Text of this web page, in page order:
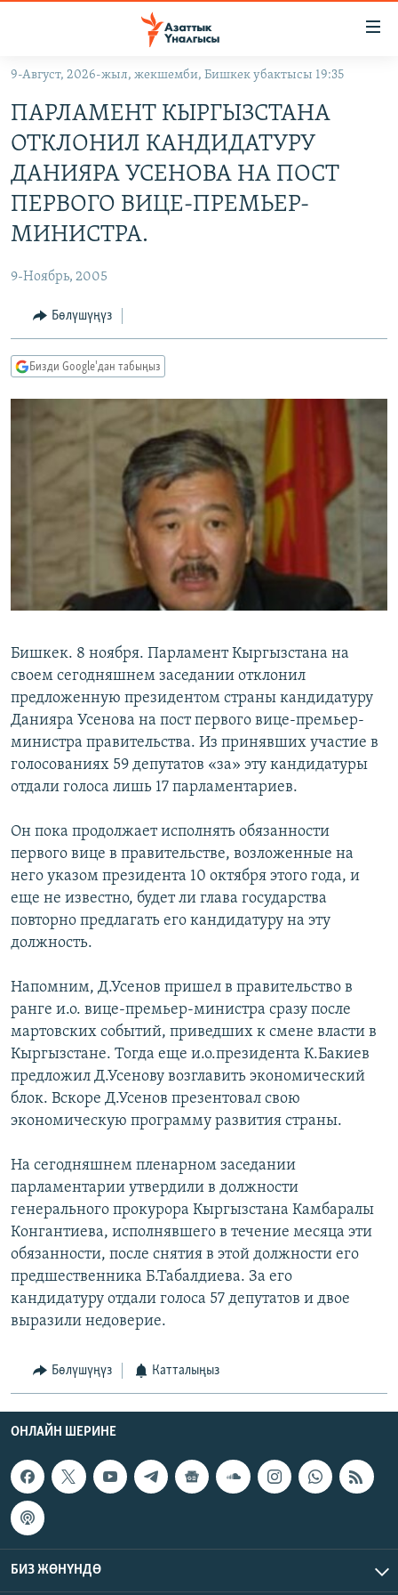
Навигацияга
өтүңүз
салыңыз
ЭКОНОМИКА
БОРБОР АЗИЯ
УКРАИНА
АТАЙЫН ИЛИКТӨӨ
БҮГҮН АЗАТТЫКТА
ЭКСПЕРТТЕР ТАЛДАЙТ
АЗАТТЫК+
ЫҢГАЙСЫЗ СУРООЛОР
ПОДКАСТ
ӨЗГӨЧӨ ПИКИР
Русский
ЭЕ/АРнун бардык сайттары
9-Август, 2026-жыл, жекшемби, Бишкек убактысы 19:35
ПАРЛАМЕНТ КЫРГЫЗСТАНА
ОТКЛОНИЛ КАНДИДАТУРУ
ДАНИЯРА УСЕНОВА НА ПОСТ
ПЕРВОГО ВИЦЕ-ПРЕМЬЕР-
МИНИСТРА.
9-Ноябрь, 2005
Бөлүшүңүз
Бизди Google'дан табыңыз
Бишкек. 8 ноября. Парламент Кыргызстана на
своем сегодняшнем заседании отклонил
предложенную президентом страны кандидатуру
Данияра Усенова на пост первого вице-премьер-
министра правительства. Из принявших участие в
голосованиях 59 депутатов «за» эту кандидатуры
отдали голоса лишь 17 парламентариев.
Он пока продолжает исполнять обязанности
первого вице в правительстве, возложенные на
него указом президента 10 октября этого года, и
еще не известно, будет ли глава государства
повторно предлагать его кандидатуру на эту
должность.
Напомним, Д.Усенов пришел в правительство в
ранге и.о. вице-премьер-министра сразу после
мартовских событий, приведших к смене власти в
Кыргызстане. Тогда еще и.о.президента К.Бакиев
предложил Д.Усенову возглавить экономический
блок. Вскоре Д.Усенов презентовал свою
экономическую программу развития страны.
На сегодняшнем пленарном заседании
парламентарии утвердили в должности
генерального прокурора Кыргызстана Камбаралы
Конгантиева, исполнявшего в течение месяца эти
обязанности, после снятия в этой должности его
предшественника Б.Табалдиева. За его
кандидатуру отдали голоса 57 депутатов и двое
выразили недоверие.
Бөлүшүңүз Катталыңыз
ОНЛАЙН ШЕРИНЕ
БИЗ ЖӨНҮНДӨ